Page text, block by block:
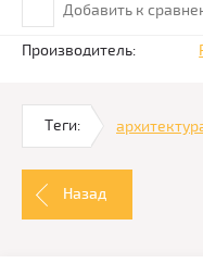
Добавить к
Производитель:
Теги:
Назад